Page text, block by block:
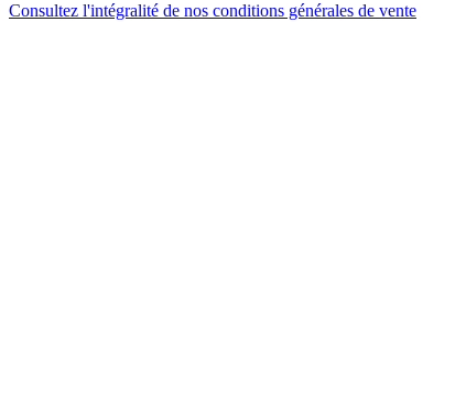
Consultez l'intégralité de nos conditions générales de vente